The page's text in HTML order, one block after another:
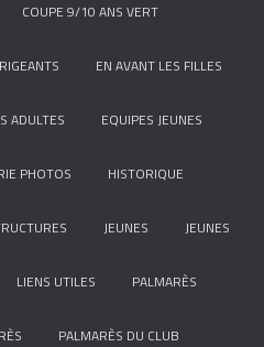
COUPE 9/10 ANS VERT
EN AVANT LES FILLES
ADULTES EQUIPES JEUNES
PHOTOS HISTORIQUE
JEUNES JEUNES
LIENS UTILES PALMARÈS
PALMARÈS DU CLUB